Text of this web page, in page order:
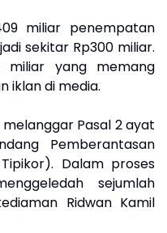
miliar penempatan
sekitar Rp300 miliar.
miliar yang memang
iklan di media.
Pasal 2 ayat
Pemberantasan
Dalam proses
sejumlah
Ridwan Kamil